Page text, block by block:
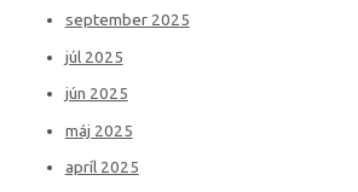
september 2025
júl 2025
jún 2025
máj 2025
apríl 2025